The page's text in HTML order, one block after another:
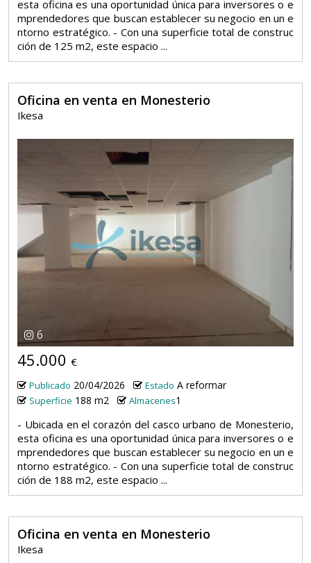
esta oficina es una oportunidad única para inversores o e
mprendedores que buscan establecer su negocio en un e
ntorno estratégico. - Con una superficie total de construc
ción de 125 m2, este espacio ...
Oficina en venta en Monesterio
Ikesa
6
45.000 €
Publicado 20/04/2026 Estado A reformar
Superficie 188 m2 Almacenes1
- Ubicada en el corazón del casco urbano de Monesterio,
esta oficina es una oportunidad única para inversores o e
mprendedores que buscan establecer su negocio en un e
ntorno estratégico. - Con una superficie total de construc
ción de 188 m2, este espacio ...
Oficina en venta en Monesterio
Ikesa